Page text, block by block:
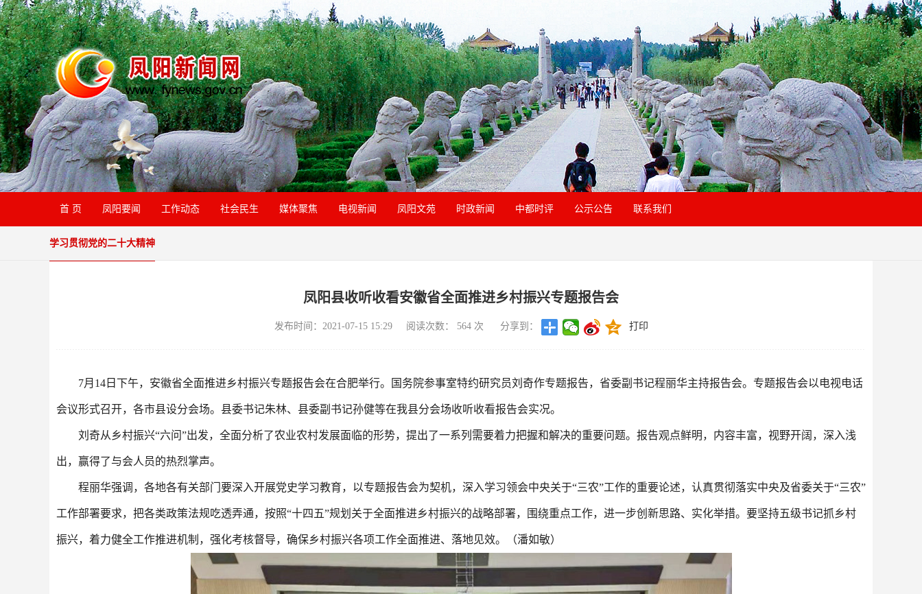
首 页 凤阳要闻 工作动态 社会民生 媒体聚焦 电视新闻 凤阳文苑 时政新闻 中都时评 公示公告 联系我们
学习贯彻党的二十大精神
凤阳县收听收看安徽省全面推进乡村振兴专题报告会
发布时间：2021-07-15 15:29 阅读次数： 564次 分享到： 打印
7月14日下午，安徽省全面推进乡村振兴专题报告会在合肥举行。国务院参事室特约研究员刘奇作专题报告，省委副书记程丽华主持报告会。专题报告会以电视电话
会议形式召开，各市县设分会场。县委书记朱林、县委副书记孙健等在我县分会场收听收看报告会实况。
刘奇从乡村振兴“六问”出发，全面分析了农业农村发展面临的形势，提出了一系列需要着力把握和解决的重要问题。报告观点鲜明，内容丰富，视野开阔，深入浅
出，赢得了与会人员的热烈掌声。
程丽华强调，各地各有关部门要深入开展党史学习教育，以专题报告会为契机，深入学习领会中央关于“三农”工作的重要论述，认真贯彻落实中央及省委关于“三农”
工作部署要求，把各类政策法规吃透弄通，按照“十四五”规划关于全面推进乡村振兴的战略部署，围绕重点工作，进一步创新思路、实化举措。要坚持五级书记抓乡村
振兴，着力健全工作推进机制，强化考核督导，确保乡村振兴各项工作全面推进、落地见效。（潘如敏）